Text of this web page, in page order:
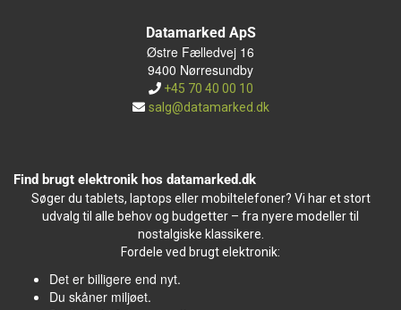
Datamarked ApS
Østre Fælledvej 16
9400 Nørresundby
+45 70 40 00 10
salg@datamarked.dk
Find brugt elektronik hos datamarked.dk
Søger du tablets, laptops eller mobiltelefoner? Vi har et stort
udvalg til alle behov og budgetter – fra nyere modeller til
nostalgiske klassikere.
Fordele ved brugt elektronik:
Det er billigere end nyt.
Du skåner miljøet.